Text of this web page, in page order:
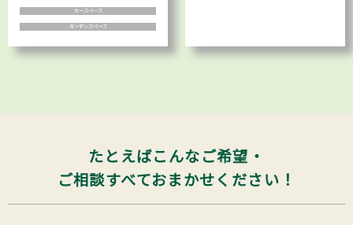
カースペース
ガーデンスペース
たとえばこんなご希望・
ご相談すべておまかせください！